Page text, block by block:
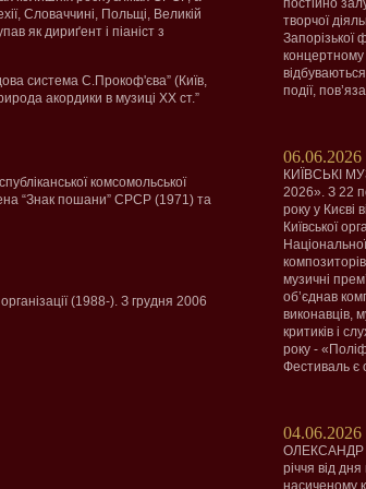
постійно
творчої
Запорізької
концертному
відбуваються
події,
06.06.2026
КИЇВСЬКІ
2026». З 22
року у Києві
Київської
композиторів
музичні
об’єднав
виконавців,
критиків і
року -
Фестиваль є
04.06.2026
ОЛЕКСАНДР
річчя від
насиченому
Словаччині, Польщі, Великій
як дириґент і піаніст з
система С.Прокоф'єва” (Київ,
акордики в музиці XX ст.”
комсомольської
“Знак пошани” СРСР (1971) та
(1988-). З грудня 2006